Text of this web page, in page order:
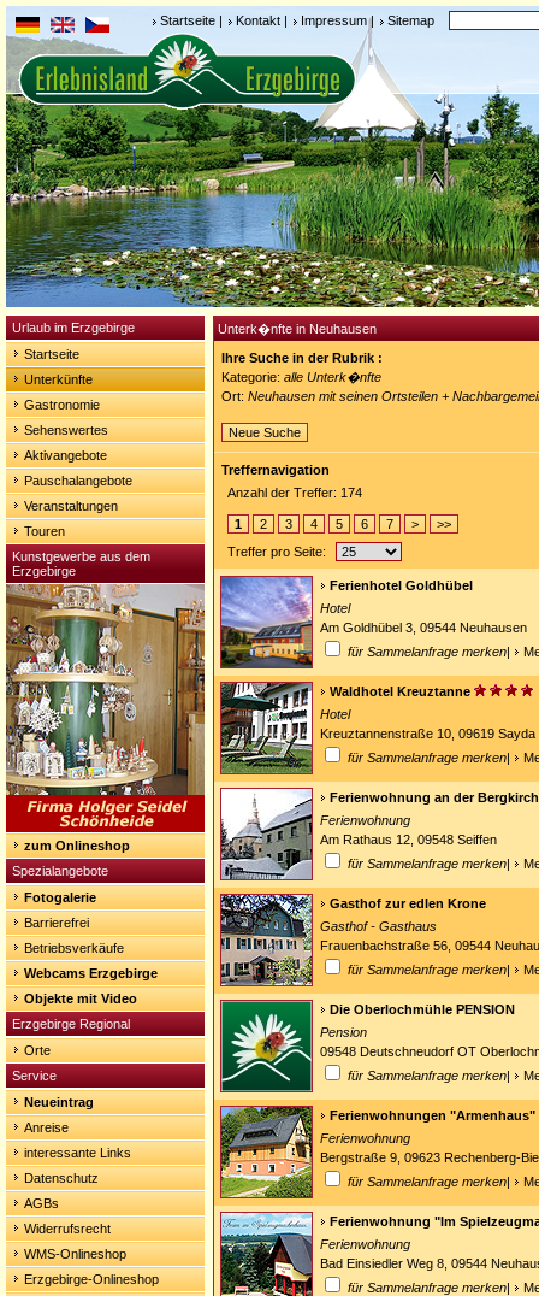
Startseite | Kontakt | Impressum| Sitemap
Urlaub im Erzgebirge
Startseite
Unterkünfte
Gastronomie
Sehenswertes
Aktivangebote
Pauschalangebote
Veranstaltungen
Touren
Kunstgewerbe aus dem
Erzgebirge
zum Onlineshop
Spezialangebote
Fotogalerie
Barrierefrei
Betriebsverkäufe
Webcams Erzgebirge
Objekte mit Video
Erzgebirge Regional
Orte
Service
Neueintrag
Anreise
interessante Links
Datenschutz
AGBs
Widerrufsrecht
WMS-Onlineshop
Erzgebirge-Onlineshop
Unterk�nfte in Neuhausen
Ihre Suche in der Rubrik :
Kategorie: alle Unterk�nfte
Ort: Neuhausen mit seinen Ortsteilen +
Neue Suche
Treffernavigation
Anzahl der Treffer: 174
1 2 3 4 5 6 7 >
>>
Treffer pro Seite:
Ferienhotel Goldhübel
Hotel
Am Goldhübel 3, 09544 Neuhausen
für Sammelanfrage merken|
Waldhotel Kreuztanne
Hotel
Kreuztannenstraße 10, 09619
für Sammelanfrage merken|
Ferienwohnung an der
Ferienwohnung
Am Rathaus 12, 09548 Seiffen
für Sammelanfrage merken|
Gasthof zur edlen Krone
Gasthof - Gasthaus
Frauenbachstraße 56, 09544
für Sammelanfrage merken|
Die Oberlochmühle PENSION
Pension
09548 Deutschneudorf OT
für Sammelanfrage merken|
Ferienwohnungen "Armenhaus"
Ferienwohnung
Bergstraße 9, 09623 Rechenberg-
für Sammelanfrage merken|
Ferienwohnung "Im
Ferienwohnung
Bad Einsiedler Weg 8, 09544
für Sammelanfrage merken|